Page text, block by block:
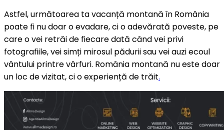
Astfel, următoarea ta vacanță montană în România
poate fi nu doar o evadare, ci o adevărată poveste, pe
care o vei retrăi de fiecare dată când vei privi
fotografiile, vei simți mirosul pădurii sau vei auzi ecoul
vântului printre vârfuri. România montană nu este doar
un loc de vizitat, ci o experiență de trăit.